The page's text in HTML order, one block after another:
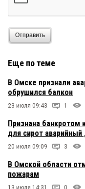
Отправить
Еще по теме
В Омске признали
обрушился балкон
23 июля 09:43 1
Признана банкротом
для сирот
20 июля 09:09 3
В Омской области
пожарам
13 июля 14:31 0